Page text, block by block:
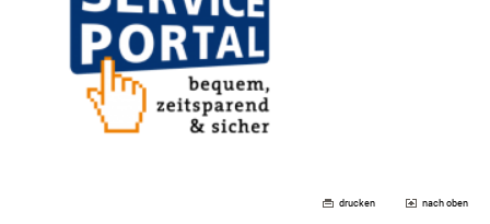
drucken nach oben